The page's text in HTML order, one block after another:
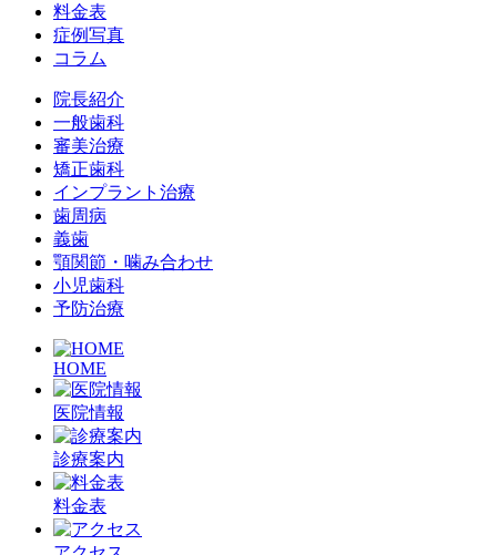
料金表
症例写真
コラム
院長紹介
一般歯科
審美治療
矯正歯科
インプラント治療
歯周病
義歯
顎関節・噛み合わせ
小児歯科
予防治療
HOME
医院情報
診療案内
料金表